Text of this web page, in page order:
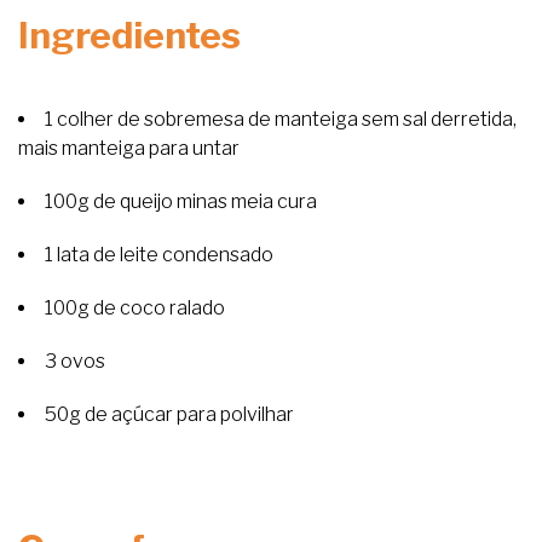
Ingredientes
1 colher de sobremesa de manteiga sem sal derretida,
mais manteiga para untar
100g de queijo minas meia cura
1 lata de leite condensado
100g de coco ralado
3 ovos
50g de açúcar para polvilhar